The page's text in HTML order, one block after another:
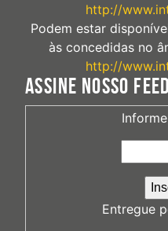
http://
Podem estar
às concedidas no
http://
ASSINE NOSSO FEED
Entregue